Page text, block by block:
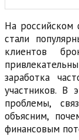
На российском
стали
клиентов
заработка
участников. В
проблемы,
объясним,
финансовым